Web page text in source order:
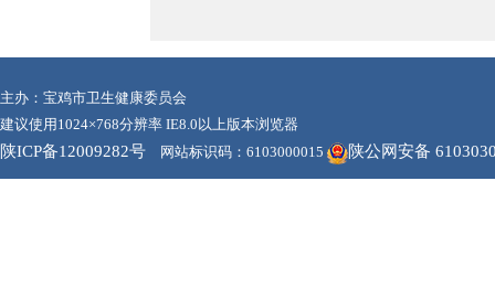
主办：宝鸡市卫生健康委员会
建议使用1024×768分辨率 IE8.0以上版本浏览器
陕ICP备12009282号 网站标识码：6103000015 陕公网安备